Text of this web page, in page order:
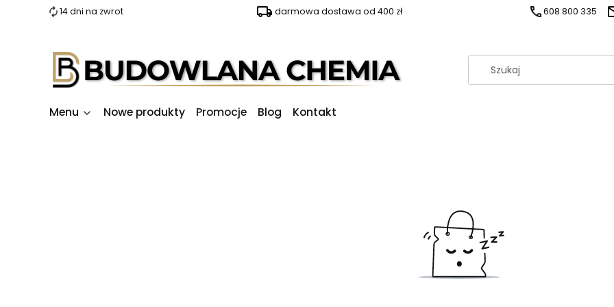
14 dni na zwrot darmowa dostawa od 400 zł 608 800 335
Menu Nowe produkty Promocje Blog Kontakt